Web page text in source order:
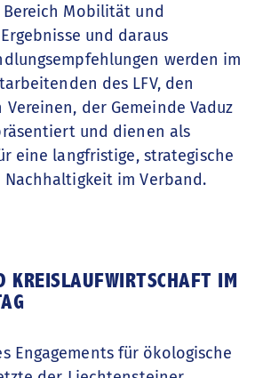
Mobilität und
und daraus
werden im
des LFV, den
der Gemeinde Vaduz
und dienen als
eine langfristige, strategische
Nachhaltigkeit im Verband.
KREISLAUFWIRTSCHAFT IM
Engagements für ökologische